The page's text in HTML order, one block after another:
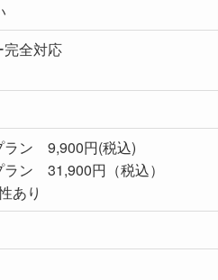
完全対応
ラン 9,900円(税込)
ン 31,900円（税込）
あり